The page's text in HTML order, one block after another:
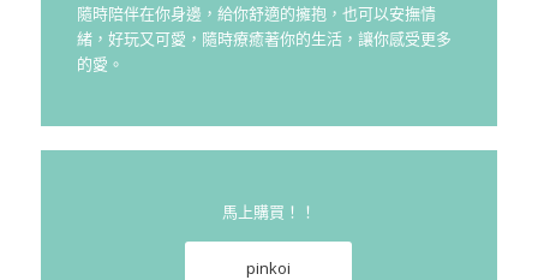
隨時陪伴在你身邊，給你舒適的擁抱，也可以安撫情
緒，好玩又可愛，隨時療癒著你的生活，讓你感受更多
的愛。
馬上購買！！
pinkoi